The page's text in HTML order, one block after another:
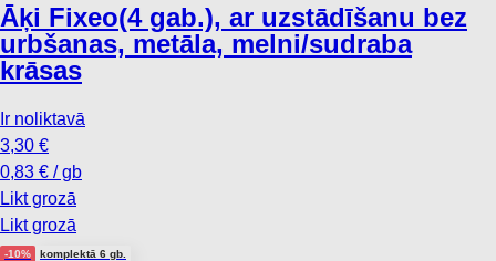
Āķi Fixeo(4 gab.), ar uzstādīšanu bez
urbšanas, metāla, melni/sudraba
krāsas
Ir noliktavā
3,30 €
0,83 € / gb
Likt grozā
Likt grozā
-10% komplektā 6 gb.